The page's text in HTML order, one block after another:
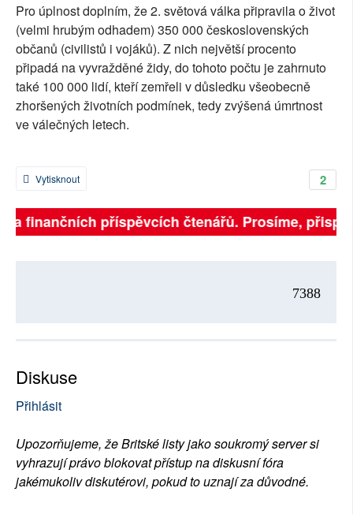
Pro úplnost doplním, že 2. světová válka připravila o život
(velmi hrubým odhadem) 350 000 československých
občanů (civilistů i vojáků). Z nich největší procento
připadá na vyvražděné židy, do tohoto počtu je zahrnuto
také 100 000 lidí, kteří zemřeli v důsledku všeobecně
zhoršených životních podmínek, tedy zvýšená úmrtnost
ve válečných letech.
2
Vytisknout
finančních příspěvcích čtenářů. Prosíme,
7388
Diskuse
Přihlásit
Upozorňujeme, že Britské listy jako soukromý server si
vyhrazují právo blokovat přístup na diskusní fóra
jakémukoliv diskutérovi, pokud to uznají za důvodné.